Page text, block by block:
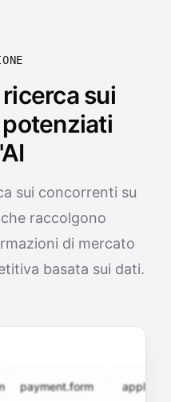
sui
sui concorrenti su
raccolgono
di mercato
basata sui dati.